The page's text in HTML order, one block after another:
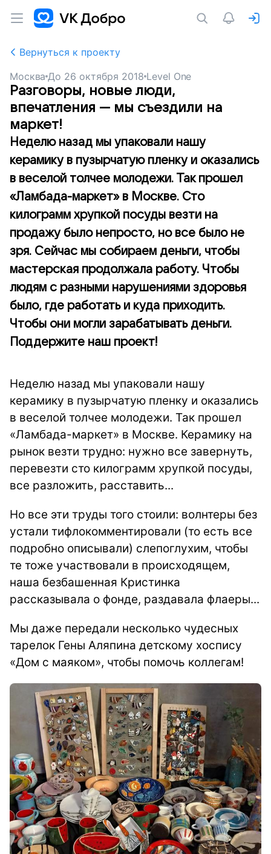
Вернуться к проекту
Москва До 26 октября 2018 Level One
Разговоры, новые люди,
впечатления — мы съездили на
маркет!
Неделю назад мы упаковали нашу
керамику в пузырчатую пленку и оказались
в веселой толчее молодежи. Так прошел
«Ламбада-маркет» в Москве. Сто
килограмм хрупкой посуды везти на
продажу было непросто, но все было не
зря. Сейчас мы собираем деньги, чтобы
мастерская продолжала работу. Чтобы
людям с разными нарушениями здоровья
было, где работать и куда приходить.
Чтобы они могли зарабатывать деньги.
Поддержите наш проект!
Неделю назад мы упаковали нашу
керамику в пузырчатую пленку и оказались
в веселой толчее молодежи. Так прошел
«Ламбада-маркет» в Москве. Керамику на
рынок везти трудно: нужно все завернуть,
перевезти сто килограмм хрупкой посуды,
все разложить, расставить...
Но все эти труды того стоили: волнтеры без
устали тифлокомментировали (то есть все
подробно описывали) слепоглухим, чтобы
те тоже участвовали в происходящем,
наша безбашенная Кристинка
рассказывала о фонде, раздавала флаеры...
Мы даже передали несколько чудесных
тарелок Гены Аляпина детскому хоспису
«Дом с маяком», чтобы помочь коллегам!